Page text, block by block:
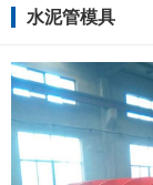
水泥管模具